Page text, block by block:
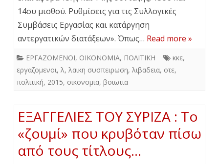
14ου μισθού. Ρυθμίσεις για τις Συλλογικές
Συμβάσεις Εργασίας και κατάργηση
αντεργατικών διατάξεων». Όπως… Read more »
ΕΡΓΑΖΟΜΕΝΟΙ, ΟΙΚΟΝΟΜΙΑ, ΠΟΛΙΤΙΚΗ κκε,
εργαζομενοι, λ, λαικη συσπειρωση, λιβαδεια, οτε,
πολιτική, 2015, οικονομια, βοιωτια
ΕΞΑΓΓΕΛΙΕΣ ΤΟΥ ΣΥΡΙΖΑ : Το
«ζουμί» που κρυβόταν πίσω
από τους τίτλους…